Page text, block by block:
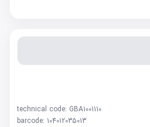
technical code: GBA1001110
barcode: 104012035013